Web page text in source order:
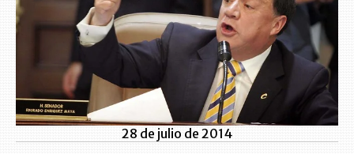
28 de julio de 2014